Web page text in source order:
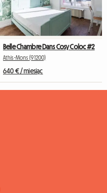
Belle Chambre Dans Cosy Coloc #2
Athis-Mons (91200)
640 € / miesiąc